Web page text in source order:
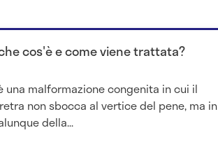
cos'è e come viene trattata?
una malformazione congenita in cui il
non sbocca al vertice del pene, ma in
della...